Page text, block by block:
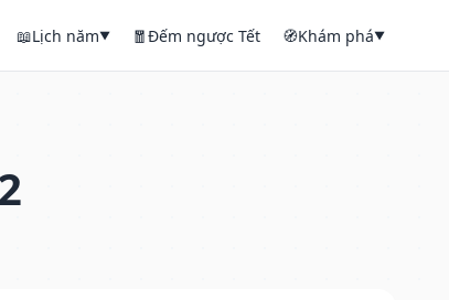
📖Lịch năm▼ 🧧Đếm ngược Tết 🧭Khám phá▼